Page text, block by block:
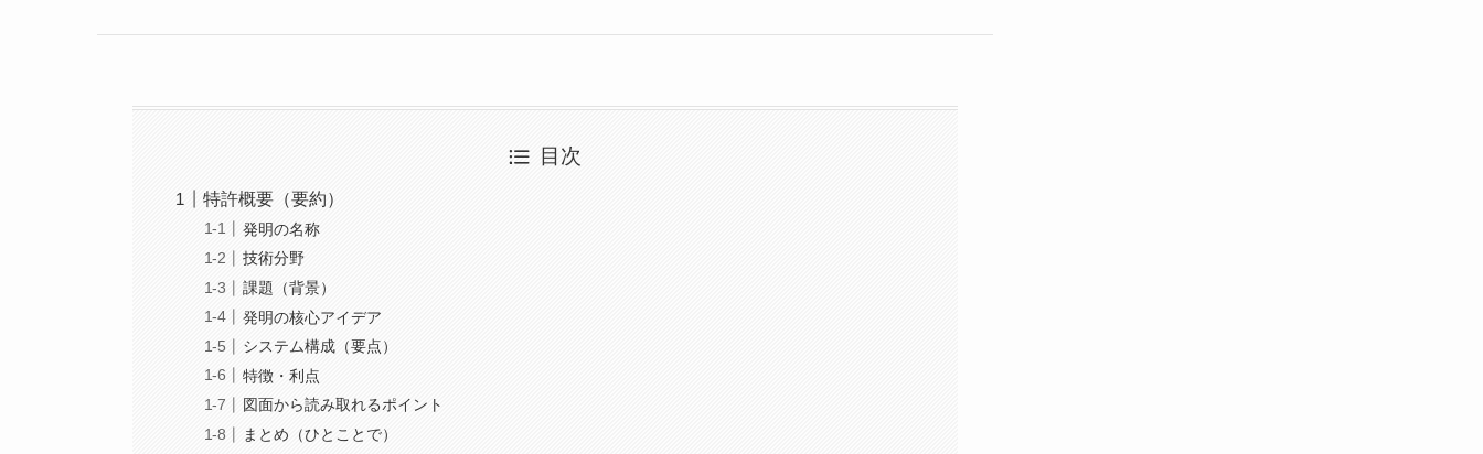
目次
特許概要（要約）
発明の名称
技術分野
課題（背景）
発明の核心アイデア
システム構成（要点）
特徴・利点
図面から読み取れるポイント
まとめ（ひとことで）